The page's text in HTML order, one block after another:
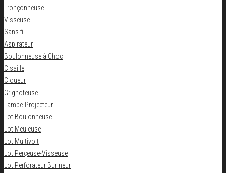
Tronçonneuse
Visseuse
Sans fil
Aspirateur
Boulonneuse à Choc
Cisaille
Cloueur
Grignoteuse
Lampe-Projecteur
Lot Boulonneuse
Lot Meuleuse
Lot Multivolt
Lot Perçeuse-Visseuse
Lot Perforateur Burineur